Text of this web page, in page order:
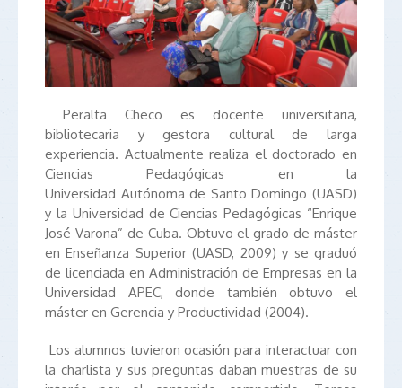
Peralta Checo es docente universitaria,
bibliotecaria y gestora cultural de larga
experiencia. Actualmente realiza el doctorado en
Ciencias Pedagógicas en la
Universidad Autónoma de Santo Domingo (UASD)
y la Universidad de Ciencias Pedagógicas “Enrique
José Varona” de Cuba. Obtuvo el grado de máster
en Enseñanza Superior (UASD, 2009) y se graduó
de licenciada en Administración de Empresas en la
Universidad APEC, donde también obtuvo el
máster en Gerencia y Productividad (2004).
Los alumnos tuvieron ocasión para interactuar con
la charlista y sus preguntas daban muestras de su